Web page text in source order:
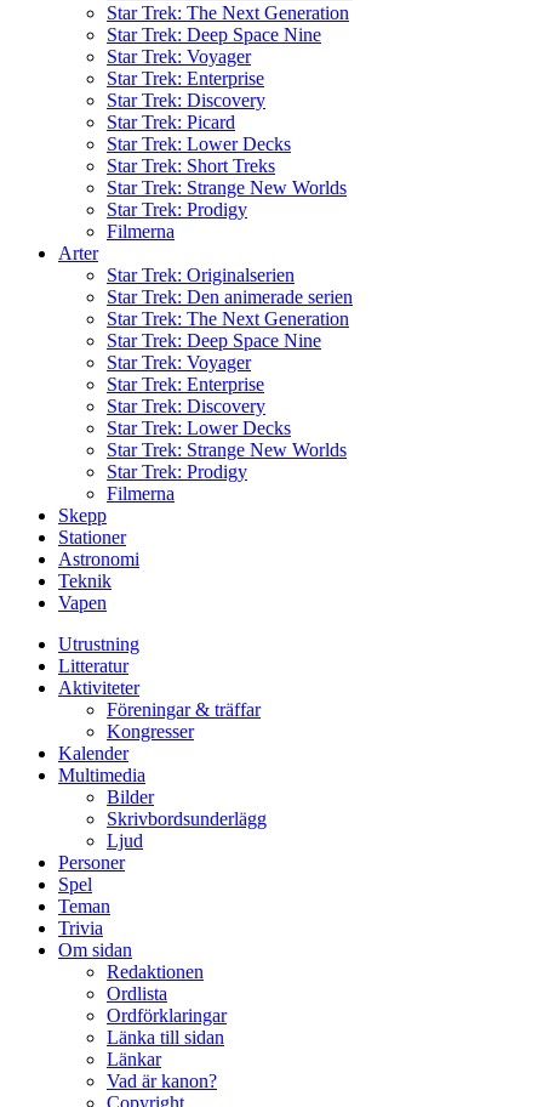
Star Trek: The Next Generation
Star Trek: Deep Space Nine
Star Trek: Voyager
Star Trek: Enterprise
Star Trek: Discovery
Star Trek: Picard
Star Trek: Lower Decks
Star Trek: Short Treks
Star Trek: Strange New Worlds
Star Trek: Prodigy
Filmerna
Arter
Star Trek: Originalserien
Star Trek: Den animerade serien
Star Trek: The Next Generation
Star Trek: Deep Space Nine
Star Trek: Voyager
Star Trek: Enterprise
Star Trek: Discovery
Star Trek: Lower Decks
Star Trek: Strange New Worlds
Star Trek: Prodigy
Filmerna
Skepp
Stationer
Astronomi
Teknik
Vapen
Utrustning
Litteratur
Aktiviteter
Föreningar & träffar
Kongresser
Kalender
Multimedia
Bilder
Skrivbordsunderlägg
Ljud
Personer
Spel
Teman
Trivia
Om sidan
Redaktionen
Ordlista
Ordförklaringar
Länka till sidan
Länkar
Vad är kanon?
Copyright